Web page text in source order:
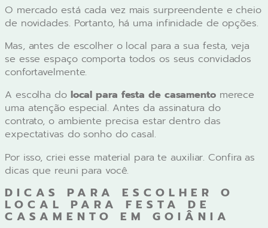
O mercado está cada vez mais surpreendente e cheio
de novidades. Portanto, há uma infinidade de opções.
Mas, antes de escolher o local para a sua festa, veja
se esse espaço comporta todos os seus convidados
confortavelmente.
A escolha do local para festa de casamento merece
uma atenção especial. Antes da assinatura do
contrato, o ambiente precisa estar dentro das
expectativas do sonho do casal.
Por isso, criei esse material para te auxiliar. Confira as
dicas que reuni para você.
DICAS PARA ESCOLHER O
LOCAL PARA FESTA DE
CASAMENTO EM GOIÂNIA